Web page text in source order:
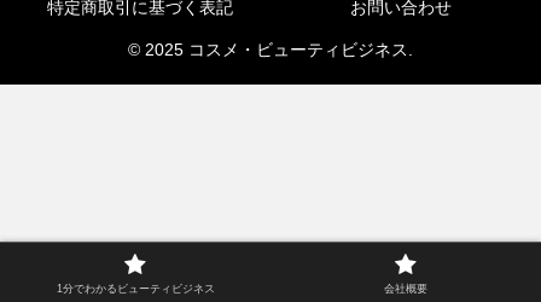
特定商取引に基づく表記 お問い合わせ
© 2025 コスメ・ビューティビジネス.
1分でわかるビューティビジネス 会社概要